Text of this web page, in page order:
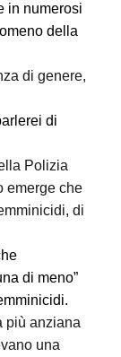
in numerosi
della
di genere,
di
Polizia
emerge che
di
di meno”
più anziana
una